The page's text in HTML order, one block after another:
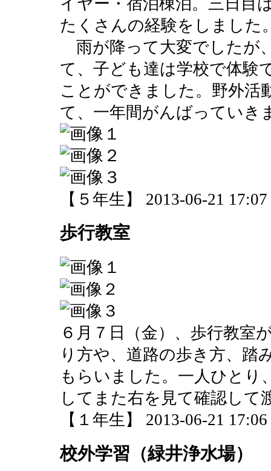
たくさんの経験をしました
雨が降って大変でしたが
て、子ども達は学校で体験
ことができました。野外活
て、一年間がんばっていき
【５年生】 2013-06-21
歩行教室
６月７日（金）、歩行教室
り方や、道路の歩き方、踏
もらいました。一人ひとり
してまた右を見て確認して
【１年生】 2013-06-21
校外学習（緑井浄水場）